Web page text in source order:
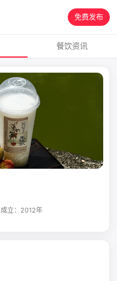
免费发布
餐饮资讯
成立：2012年